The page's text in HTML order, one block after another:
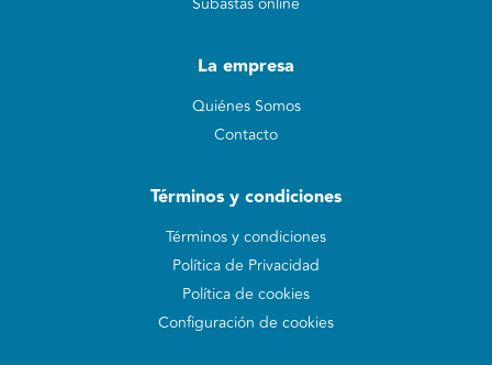
La empresa
Quiénes Somos
Contacto
Términos y condiciones
Términos y condiciones
Política de Privacidad
Política de cookies
Configuración de cookies